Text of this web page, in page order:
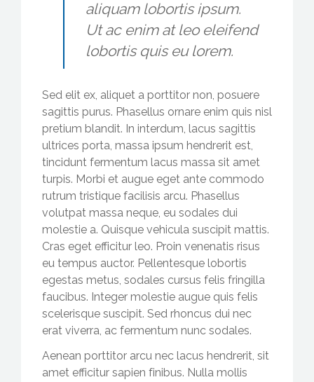
aliquam lobortis ipsum.
Ut ac enim at leo eleifend
lobortis quis eu lorem.
Sed elit ex, aliquet a porttitor non, posuere
sagittis purus. Phasellus ornare enim quis nisl
pretium blandit. In interdum, lacus sagittis
ultrices porta, massa ipsum hendrerit est,
tincidunt fermentum lacus massa sit amet
turpis. Morbi et augue eget ante commodo
rutrum tristique facilisis arcu. Phasellus
volutpat massa neque, eu sodales dui
molestie a. Quisque vehicula suscipit mattis.
Cras eget efficitur leo. Proin venenatis risus
eu tempus auctor. Pellentesque lobortis
egestas metus, sodales cursus felis fringilla
faucibus. Integer molestie augue quis felis
scelerisque suscipit. Sed rhoncus dui nec
erat viverra, ac fermentum nunc sodales.
Aenean porttitor arcu nec lacus hendrerit, sit
amet efficitur sapien finibus. Nulla mollis